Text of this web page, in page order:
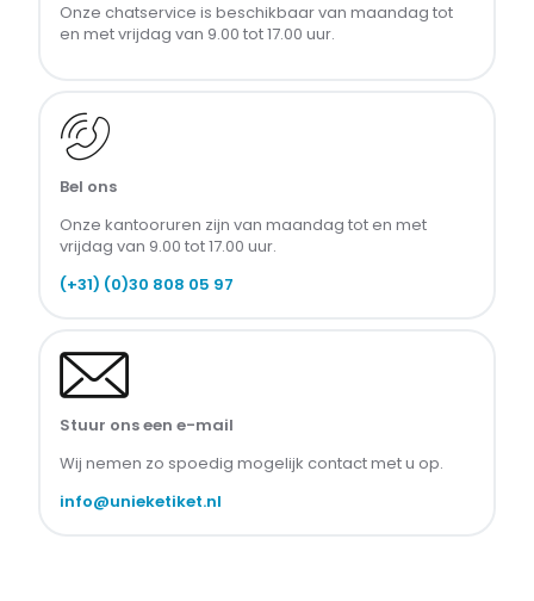
Onze chatservice is beschikbaar van maandag tot
en met vrijdag van 9.00 tot 17.00 uur.
Bel ons
Onze kantooruren zijn van maandag tot en met
vrijdag van 9.00 tot 17.00 uur.
(+31) (0)30 808 05 97
Stuur ons een e-mail
Wij nemen zo spoedig mogelijk contact met u op.
info@unieketiket.nl